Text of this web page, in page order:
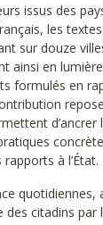
issus des
les
sur douze
ainsi en
formulés en
d’ancrer
à l’État.
des citadins par